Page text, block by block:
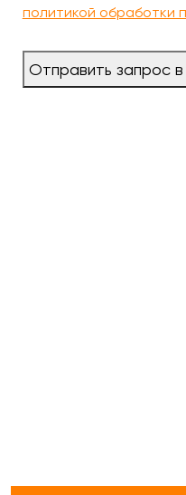
политикой обработки
Отправить запрос